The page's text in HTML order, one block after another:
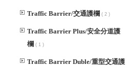
Traffic Barrier/交通護欄 ( 2 )
Traffic Barrier Plus/安全分道護
欄 ( 1 )
Traffic Barrier Duble/重型交通護